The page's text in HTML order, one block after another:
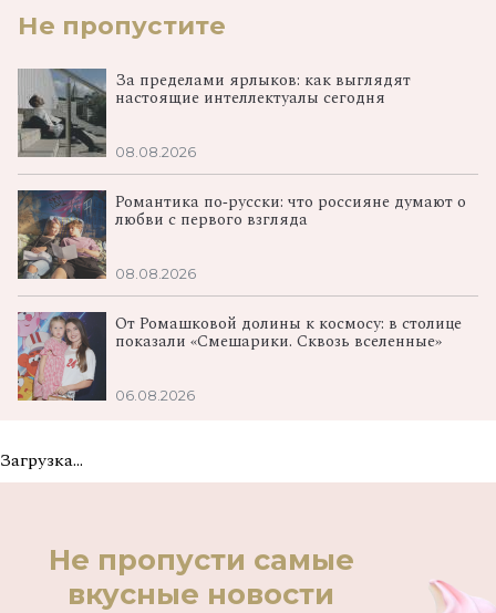
Не пропустите
За пределами ярлыков: как выглядят
настоящие интеллектуалы сегодня
08.08.2026
Романтика по‑русски: что россияне думают о
любви с первого взгляда
08.08.2026
От Ромашковой долины к космосу: в столице
показали «Смешарики. Сквозь вселенные»
06.08.2026
Загрузка...
Не пропусти самые
вкусные новости